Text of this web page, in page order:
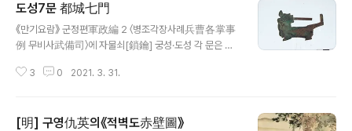
도성7문 都城七門
《만기요람》 군정편軍政編 2 〈병조각장사례兵曹各掌事
例 무비사武備司〉에 자물쇠[鎖鑰] 궁성·도성 각 문은 자
하여 주며, 물자[物力]는 호조에서 지출한다. 도성 7문의
則自龍虎營修改以給。而物力。戶曹支下。都城七
3 0 2021. 3. 31.
[明] 구영仇英의《적벽도赤壁圖》